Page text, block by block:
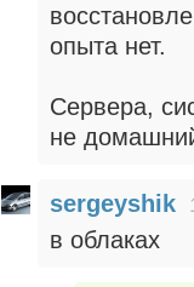
опыта нет.
Сервера,
не
sergeyshik
в облаках